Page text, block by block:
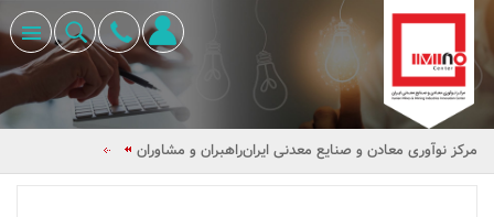
مرکز نوآوری معادن و صنایع معدنی ایرانراهبران و مشاوران